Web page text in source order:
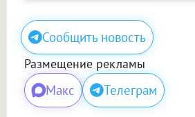
Сообщить новость
Размещение рекламы
Макс Телеграм